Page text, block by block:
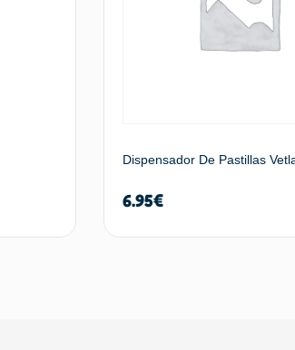
Dispensador De Pastillas
6.95€